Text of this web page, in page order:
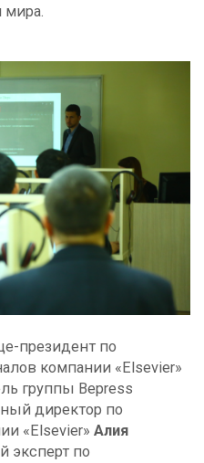
президент по
компании «Elsevier»
группы Bepress
директор по
«Elsevier» Алия
эксперт по